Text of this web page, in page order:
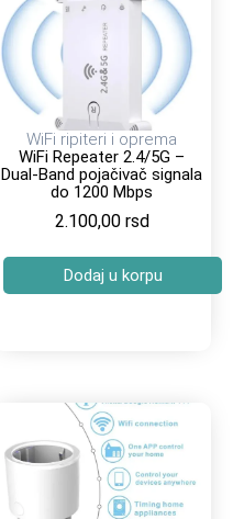
WiFi ripiteri i oprema
WiFi Repeater 2.4/5G –
Dual-Band pojačivač signala
do 1200 Mbps
2.100,00 rsd
Dodaj u korpu